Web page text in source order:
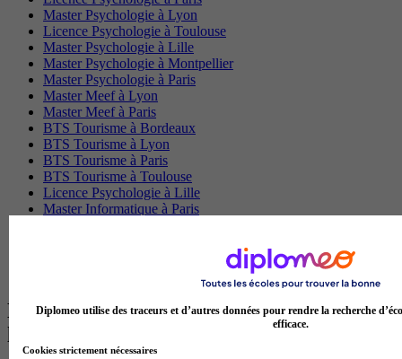
Master Psychologie à Lyon
Licence Psychologie à Toulouse
Master Psychologie à Lille
Master Psychologie à Montpellier
Master Psychologie à Paris
Master Meef à Lyon
Master Meef à Paris
BTS Tourisme à Bordeaux
BTS Tourisme à Lyon
BTS Tourisme à Paris
BTS Tourisme à Toulouse
Licence Psychologie à Lille
Master Informatique à Paris
Les intitulés de diplôme par alternance
les plus recherchés
Diplomeo utilise des traceurs et d’autres données pour rendre la recherche
efficace.
Cookies strictement nécessaires